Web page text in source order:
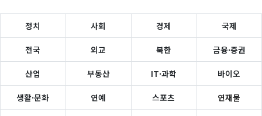
정치 사회 경제 국제
전국 외교 북한 금융·증권
산업 부동산 IT·과학 바이오
생활·문화 연예 스포츠 연재물